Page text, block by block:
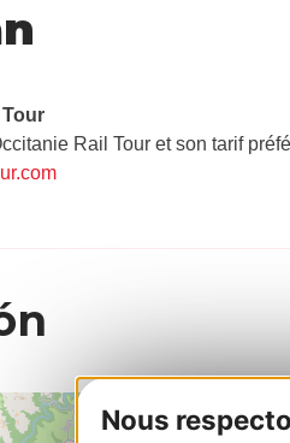
Nous
Rail Tour et son tarif